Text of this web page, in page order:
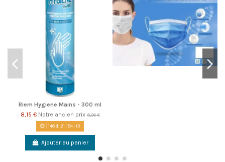
Riem Hygiene Mains - 300 ml
8,15 € Notre ancien prix9,06 €
146d. 21 :54:13
Ajouter au panier